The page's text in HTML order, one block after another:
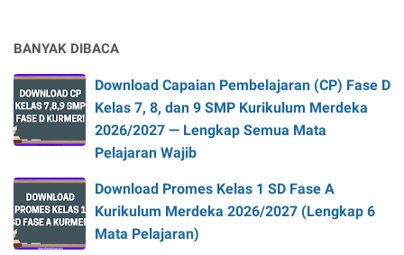
BANYAK DIBACA
Download Capaian Pembelajaran (CP) Fase D
Kelas 7, 8, dan 9 SMP Kurikulum Merdeka
2026/2027 — Lengkap Semua Mata
Pelajaran Wajib
Download Promes Kelas 1 SD Fase A
Kurikulum Merdeka 2026/2027 (Lengkap 6
Mata Pelajaran)